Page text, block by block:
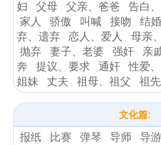
妇
父母 父亲、爸爸 告白
家人
骄傲 叫喊 接吻 结
弃、遗弃
恋人、爱人 母亲
抛弃
妻子、老婆 强奸 亲
奔
提议、要求 通奸 性爱
姐妹
丈夫 祖母、祖父 祖先
文化篇:
报纸 比赛 弹琴 导师 导游